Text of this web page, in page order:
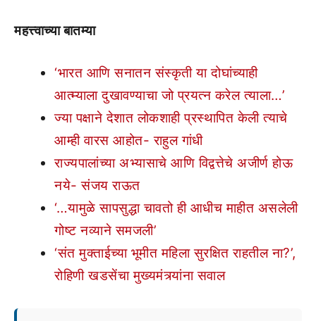
महत्त्वाच्या बातम्या
‘भारत आणि सनातन संस्कृती या दोघांच्याही
आत्म्याला दुखावण्याचा जो प्रयत्न करेल त्याला…’
ज्या पक्षाने देशात लोकशाही प्रस्थापित केली त्याचे
आम्ही वारस आहोत- राहुल गांधी
राज्यपालांच्या अभ्यासाचे आणि विद्वत्तेचे अजीर्ण होऊ
नये- संजय राऊत
‘…यामुळे सापसुद्धा चावतो ही आधीच माहीत असलेली
गोष्ट नव्याने समजली’
‘संत मुक्ताईच्या भूमीत महिला सुरक्षित राहतील ना?’,
रोहिणी खडसेंचा मुख्यमंत्र्यांना सवाल